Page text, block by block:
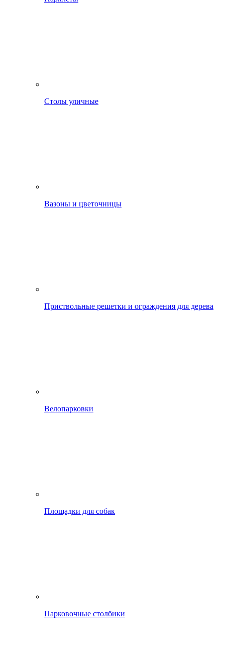
Столы уличные
Вазоны и цветочницы
Приствольные решетки и ограждения для дерева
Велопарковки
Площадки для собак
Парковочные столбики